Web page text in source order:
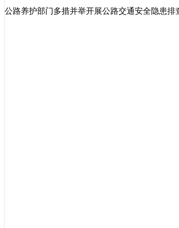
公路养护部门多措并举开展公路交通安全隐患